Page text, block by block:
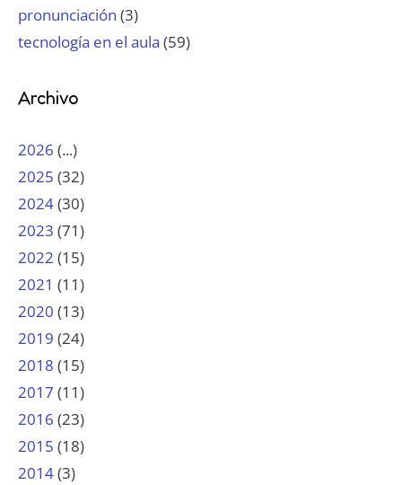
pronunciación (3)
tecnología en el aula (59)
Archivo
2026 (...)
2025 (32)
2024(30)
2023 (71)
2022 (15)
2021 (11)
2020 (13)
2019 (24)
2018 (15)
2017 (11)
2016 (23)
2015 (18)
2014(3)